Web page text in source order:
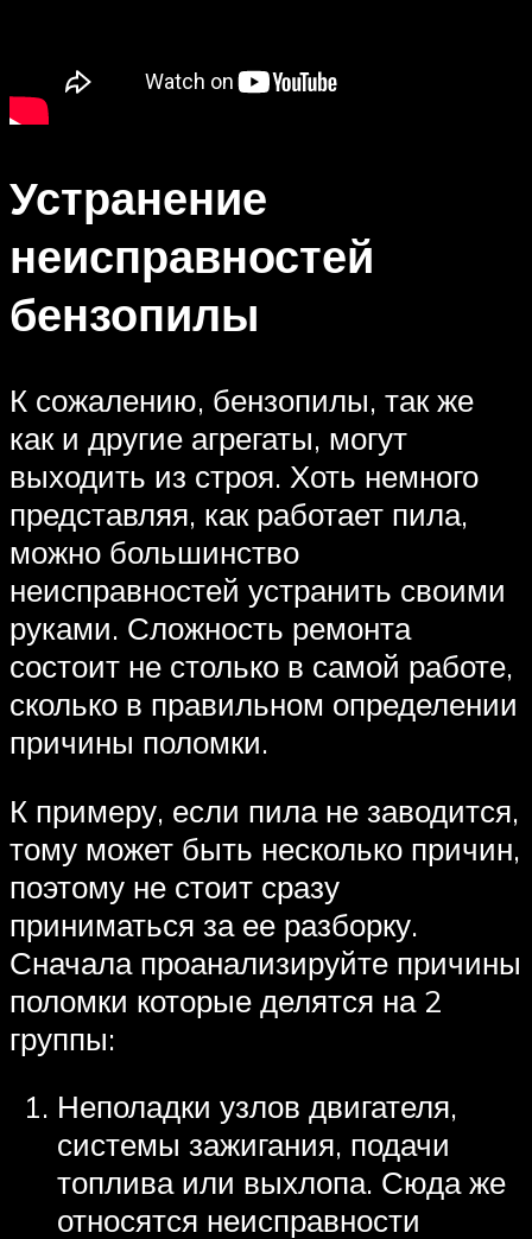
Устранение
неисправностей
бензопилы
К сожалению, бензопилы, так же
как и другие агрегаты, могут
выходить из строя. Хоть немного
представляя, как работает пила,
можно большинство
неисправностей устранить своими
руками. Сложность ремонта
состоит не столько в самой работе,
сколько в правильном определении
причины поломки.
К примеру, если пила не заводится,
тому может быть несколько причин,
поэтому не стоит сразу
приниматься за ее разборку.
Сначала проанализируйте причины
поломки которые делятся на 2
группы:
Неполадки узлов двигателя,
системы зажигания, подачи
топлива или выхлопа. Сюда же
относятся неисправности